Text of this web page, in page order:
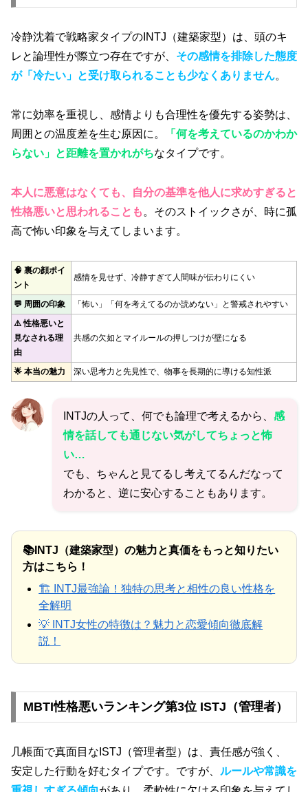
冷静沈着で戦略家タイプのINTJ（建築家型）は、頭のキ
レと論理性が際立つ存在ですが、 その感情を排除した態度
が「冷たい」と受け取られることも少なくありません。
常に効率を重視し、感情よりも合理性を優先する姿勢は、
周囲との温度差を生む原因に。
「何を考えているのかわか
らない」と距離を置かれがちなタイプです。
本人に悪意はなくても、自分の基準を他人に求めすぎると
性格悪いと思われることも 。そのストイックさが、時に孤
高で怖い印象を与えてしまいます。
🧠 裏の顔ポイ
ント
感情を見せず、冷静すぎて人間味が伝わりにくい
💬 周囲の印象
「怖い」「何を考えてるのか読めない」と警戒されやすい
⚠️ 性格悪いと
見なされる理
由
共感の欠如とマイルールの押しつけが壁になる
🌟 本当の魅力 深い思考力と先見性で、物事を長期的に導ける知性派
INTJの人って、何でも論理で考えるから、 感
情を話しても通じない気がしてちょっと怖
い…
でも、ちゃんと見てるし考えてるんだなって
わかると、逆に安心することもあります。
📚INTJ（建築家型）の魅力と真価をもっと知りたい
方はこちら！
🏗️ INTJ最強論！独特の思考と相性の良い性格を
全解明
💡 INTJ女性の特徴は？魅力と恋愛傾向徹底解
説！
MBTI性格悪いランキング第3位 ISTJ（管理者）
几帳面で真面目なISTJ（管理者型）は、責任感が強く、
安定した行動を好むタイプです。ですが、 ルールや常識を